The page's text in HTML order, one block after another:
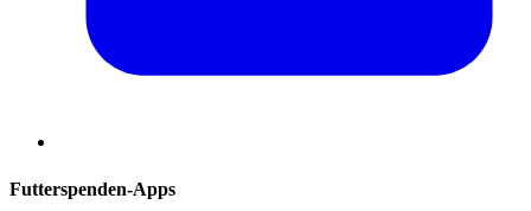
Futterspenden-Apps